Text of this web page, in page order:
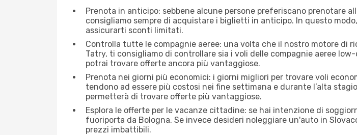
Prenota in anticipo: sebbene alcune persone preferiscano prenotare
consigliamo sempre di acquistare i biglietti in anticipo. In questo
assicurarti sconti limitati.
Controlla tutte le compagnie aeree: una volta che il nostro motore di
Tatry, ti consigliamo di controllare sia i voli delle compagnie aeree
potrai trovare offerte ancora più vantaggiose.
Prenota nei giorni più economici: i giorni migliori per trovare voli
tendono ad essere più costosi nei fine settimana e durante l’alta
permetterà di trovare offerte più vantaggiose.
Esplora le offerte per le vacanze cittadine: se hai intenzione di
fuoriporta da Bologna. Se invece desideri noleggiare un'auto in
prezzi imbattibili.